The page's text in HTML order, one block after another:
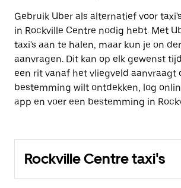
Gebruik Uber als alternatief voor
in Rockville Centre nodig hebt. Met
taxi's aan te halen, maar kun je on
aanvragen. Dit kan op elk gewenst
een rit vanaf het vliegveld aanvraagt
bestemming wilt ontdekken, log
app en voer een bestemming in
Rockville Centre taxi's